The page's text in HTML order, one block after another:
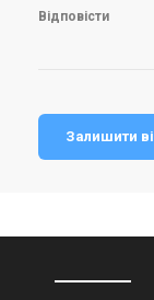
Відповісти
Залишити